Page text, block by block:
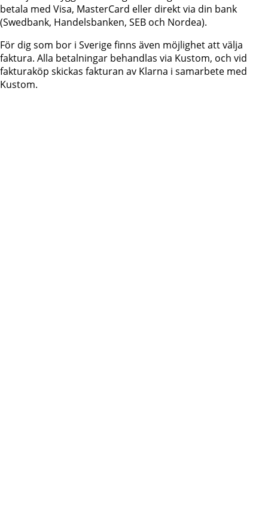
betala med Visa, MasterCard eller direkt via din bank
(Swedbank, Handelsbanken, SEB och Nordea).
För dig som bor i Sverige finns även möjlighet att välja
faktura. Alla betalningar behandlas via Kustom, och vid
fakturaköp skickas fakturan av Klarna i samarbete med
Kustom.